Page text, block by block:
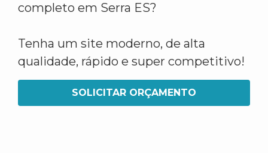
completo em Serra ES?
Tenha um site moderno, de alta
qualidade, rápido e super competitivo!
SOLICITAR ORÇAMENTO